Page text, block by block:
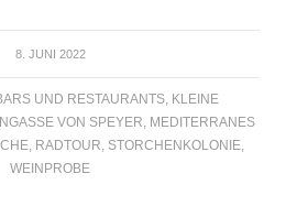
8. JUNI 2022
UND RESTAURANTS,
KLEINE
VON SPEYER
MEDITERRANES
RADTOUR STORCHENKOLONIE
WEINPROBE